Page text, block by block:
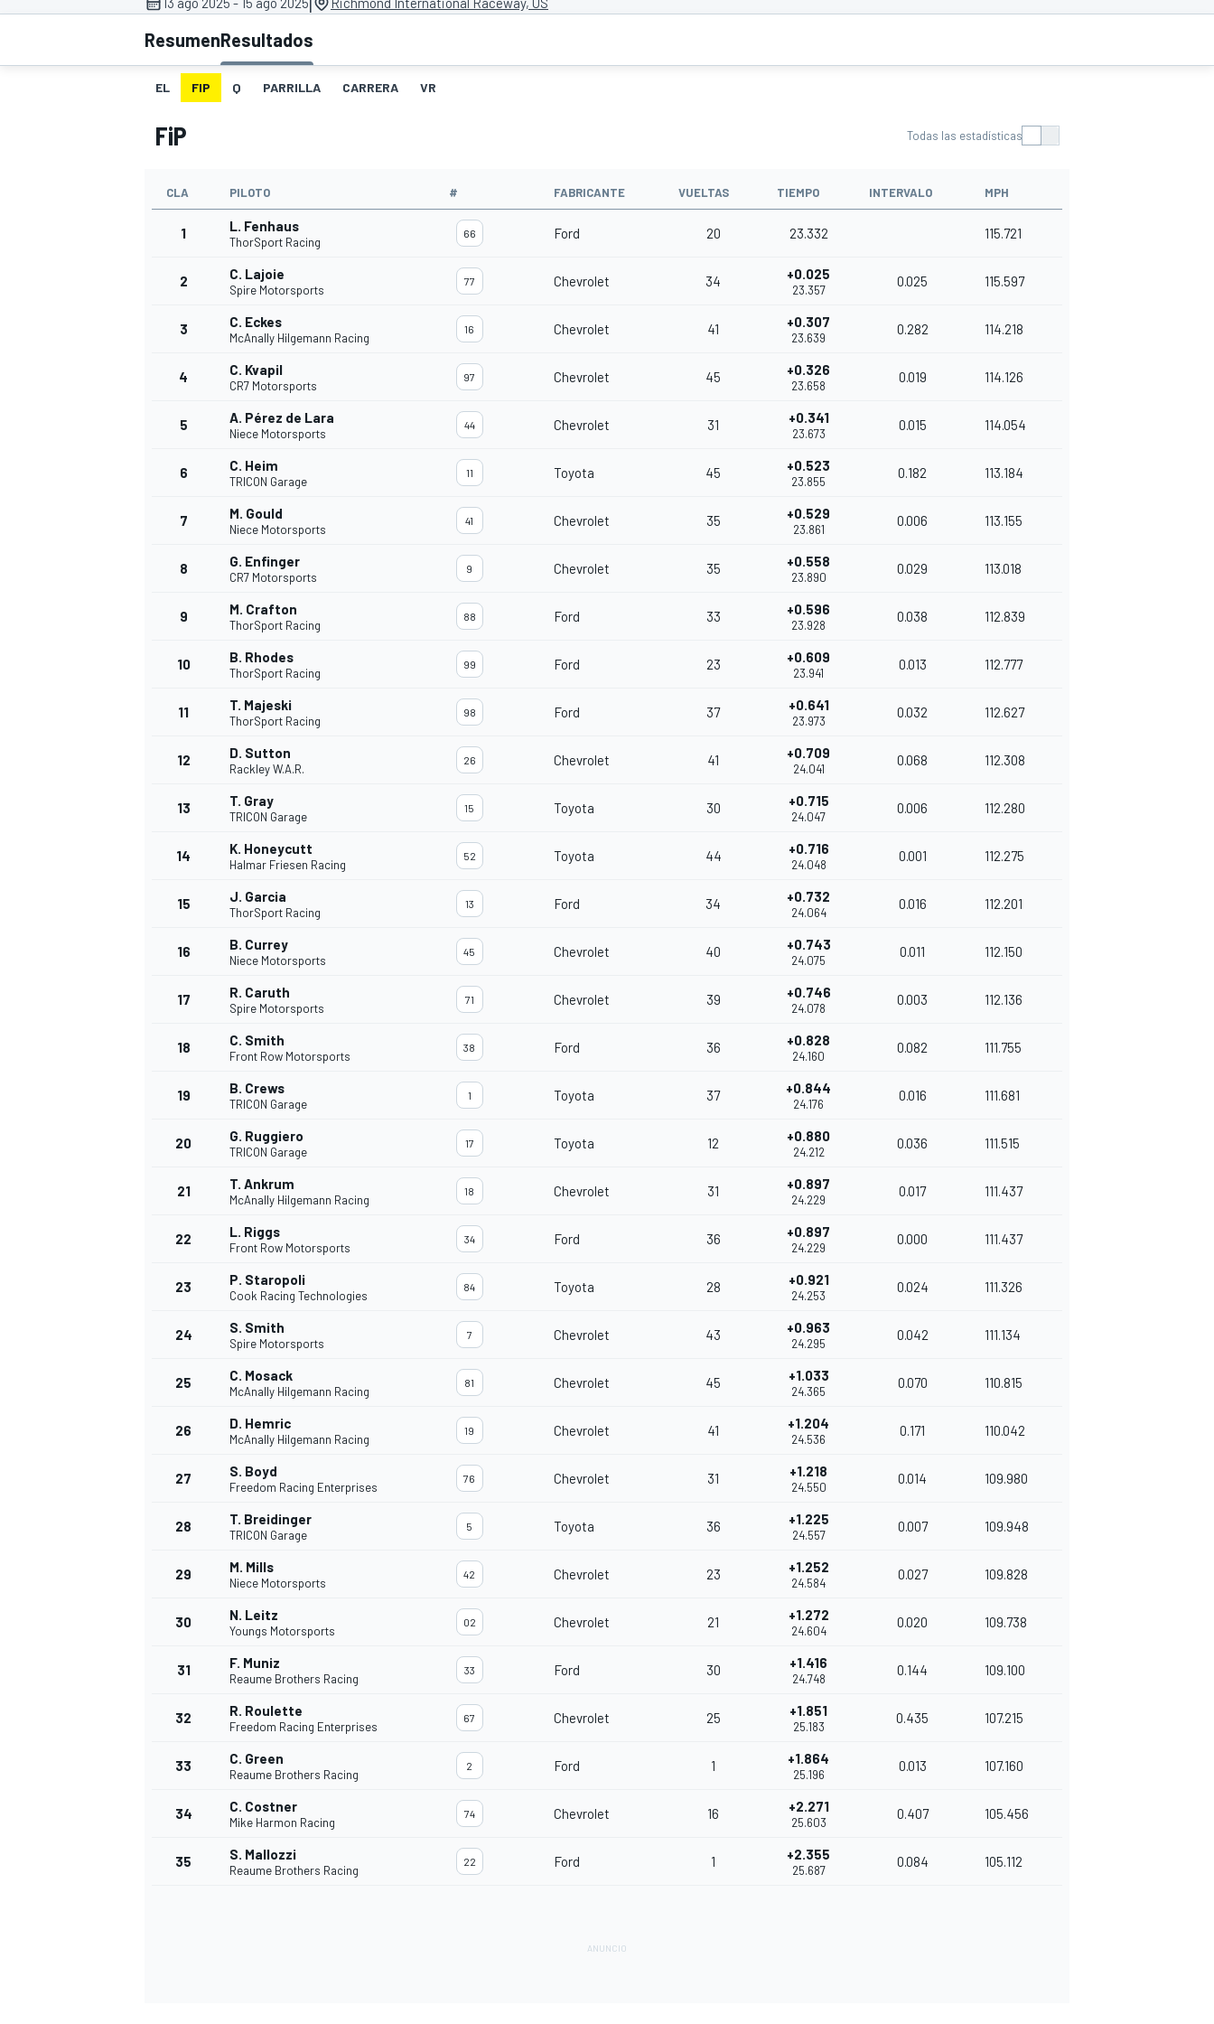
INDYCAR
ResumenResultados
EL FIP Q PARRILLA CARRERA VR
FiP Todas las estadísticas
CLA PILOTO # FABRICANTE VUELTAS TIEMPO INTERVALO MPH
1 L. Fenhaus
ThorSport Racing
66 Ford 20 23.332 115.721
2 C. Lajoie
Spire Motorsports
77 Chevrolet 34 +0.025
23.357
0.025 115.597
3 C. Eckes
McAnally Hilgemann Racing
16 Chevrolet 41 +0.307
23.639
0.282 114.218
4 C. Kvapil
CR7 Motorsports
97 Chevrolet 45 +0.326
23.658
0.019 114.126
5 A. Pérez de Lara
Niece Motorsports
44 Chevrolet 31 +0.341
23.673
0.015 114.054
6 C. Heim
TRICON Garage
11 Toyota 45 +0.523
23.855
0.182 113.184
7 M. Gould
Niece Motorsports
41 Chevrolet 35 +0.529
23.861
0.006 113.155
8 G. Enfinger
CR7 Motorsports
9 Chevrolet 35 +0.558
23.890
0.029 113.018
9 M. Crafton
ThorSport Racing
88 Ford 33 +0.596
23.928
0.038 112.839
10 B. Rhodes
ThorSport Racing
99 Ford 23 +0.609
23.941
0.013 112.777
11 T. Majeski
ThorSport Racing
98 Ford 37 +0.641
23.973
0.032 112.627
12 D. Sutton
Rackley W.A.R.
26 Chevrolet 41 +0.709
24.041
0.068 112.308
13 T. Gray
TRICON Garage
15 Toyota 30 +0.715
24.047
0.006 112.280
14 K. Honeycutt
Halmar Friesen Racing
52 Toyota 44 +0.716
24.048
0.001 112.275
15 J. Garcia
ThorSport Racing
13 Ford 34 +0.732
24.064
0.016 112.201
16 B. Currey
Niece Motorsports
45 Chevrolet 40 +0.743
24.075
0.011 112.150
17 R. Caruth
Spire Motorsports
71 Chevrolet 39 +0.746
24.078
0.003 112.136
18 C. Smith
Front Row Motorsports
38 Ford 36 +0.828
24.160
0.082 111.755
19 B. Crews
TRICON Garage
1 Toyota 37 +0.844
24.176
0.016 111.681
20 G. Ruggiero
TRICON Garage
17 Toyota 12 +0.880
24.212
0.036 111.515
21 T. Ankrum
McAnally Hilgemann Racing
18 Chevrolet 31 +0.897
24.229
0.017 111.437
22 L. Riggs
Front Row Motorsports
34 Ford 36 +0.897
24.229
0.000 111.437
23 P. Staropoli
Cook Racing Technologies
84 Toyota 28 +0.921
24.253
0.024 111.326
24 S. Smith
Spire Motorsports
7 Chevrolet 43 +0.963
24.295
0.042 111.134
25 C. Mosack
McAnally Hilgemann Racing
81 Chevrolet 45 +1.033
24.365
0.070 110.815
26 D. Hemric
McAnally Hilgemann Racing
19 Chevrolet 41 +1.204
24.536
0.171 110.042
27 S. Boyd
Freedom Racing Enterprises
76 Chevrolet 31 +1.218
24.550
0.014 109.980
28 T. Breidinger
TRICON Garage
5 Toyota 36 +1.225
24.557
0.007 109.948
29 M. Mills
Niece Motorsports
42 Chevrolet 23 +1.252
24.584
0.027 109.828
30 N. Leitz
Youngs Motorsports
02 Chevrolet 21 +1.272
24.604
0.020 109.738
31 F. Muniz
Reaume Brothers Racing
33 Ford 30 +1.416
24.748
0.144 109.100
32 R. Roulette
Freedom Racing Enterprises
67 Chevrolet 25 +1.851
25.183
0.435 107.215
33 C. Green
Reaume Brothers Racing
2 Ford 1 +1.864
25.196
0.013 107.160
34 C. Costner
Mike Harmon Racing
74 Chevrolet 16 +2.271
25.603
0.407 105.456
35 S. Mallozzi
Reaume Brothers Racing
22 Ford 1 +2.355
25.687
0.084 105.112